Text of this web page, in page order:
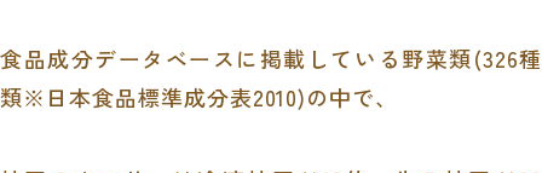
食品成分データベースに掲載している野菜類(326種
類※日本食品標準成分表2010)の中で、